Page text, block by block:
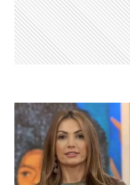
E
RECEBE
ELIANA,
PRIMEIRO,
NA